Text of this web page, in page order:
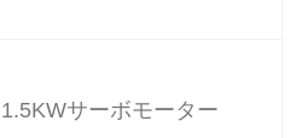
1.5KWサーボモーター